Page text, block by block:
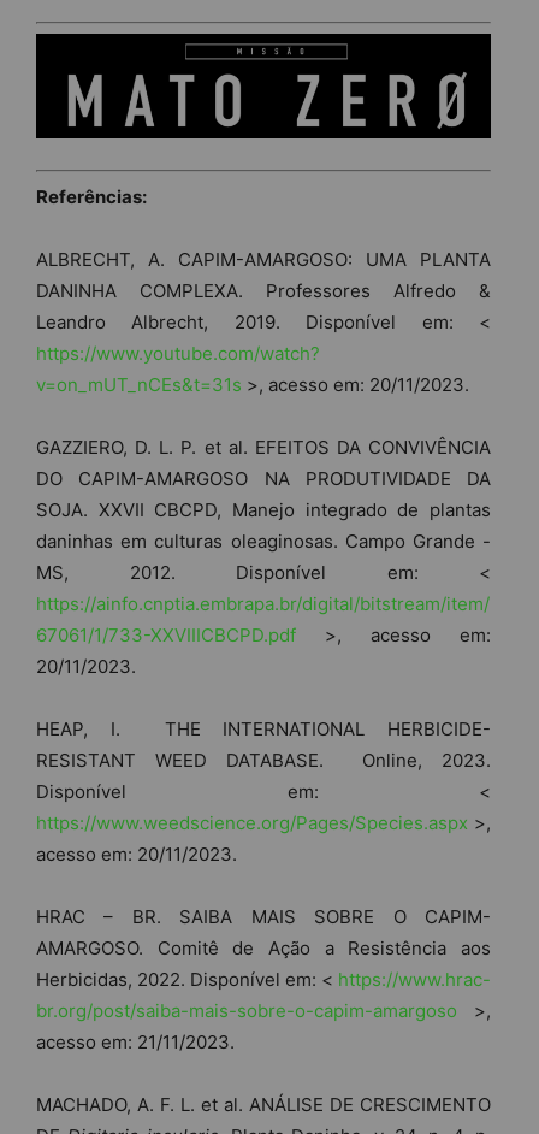
Referências:
ALBRECHT, A. CAPIM-AMARGOSO: UMA PLANTA
DANINHA COMPLEXA. Professores Alfredo &
Leandro Albrecht, 2019. Disponível em: <
https://www.youtube.com/watch?
v=on_mUT_nCEs&t=31s >, acesso em: 20/11/2023.
GAZZIERO, D. L. P. et al. EFEITOS DA CONVIVÊNCIA
DO CAPIM-AMARGOSO NA PRODUTIVIDADE DA
SOJA. XXVII CBCPD, Manejo integrado de plantas
daninhas em culturas oleaginosas. Campo Grande -
MS, 2012. Disponível em: <
https://ainfo.cnptia.embrapa.br/digital/bitstream/item/
67061/1/733-XXVIIICBCPD.pdf >, acesso em:
20/11/2023.
HEAP, I. THE INTERNATIONAL HERBICIDE-
RESISTANT WEED DATABASE. Online, 2023.
Disponível em: <
https://www.weedscience.org/Pages/Species.aspx >,
acesso em: 20/11/2023.
HRAC – BR. SAIBA MAIS SOBRE O CAPIM-
AMARGOSO. Comitê de Ação a Resistência aos
Herbicidas, 2022. Disponível em: < https://www.hrac-
br.org/post/saiba-mais-sobre-o-capim-amargoso >,
acesso em: 21/11/2023.
MACHADO, A. F. L. et al. ANÁLISE DE CRESCIMENTO